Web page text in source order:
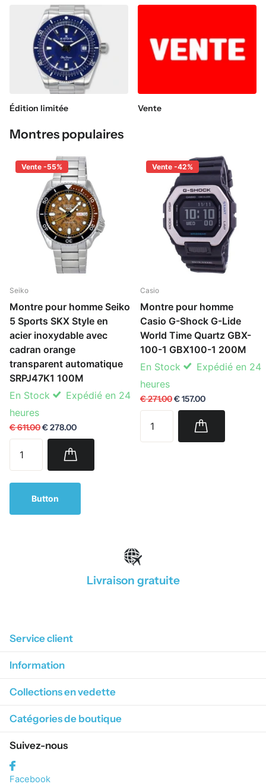
Édition limitée Vente
Montres populaires
Vente -55%
Seiko
Montre pour homme Seiko
5 Sports SKX Style en
acier inoxydable avec
cadran orange
transparent automatique
SRPJ47K1 100M
En Stock
Expédié en 24
heures
€ 611.00€ 278.00
Vente -42%
Casio
Montre pour homme
Casio G-Shock G-Lide
World Time Quartz GBX-
100-1 GBX100-1 200M
En Stock
Expédié en 24
heures
€ 271.00€ 157.00
Button
Livraison gratuite
Service client
Information
Collections en vedette
Catégories de boutique
Suivez-nous
Facebook